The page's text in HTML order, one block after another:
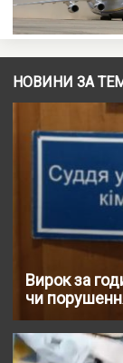
НОВИНИ ЗА
Вирок за
чи